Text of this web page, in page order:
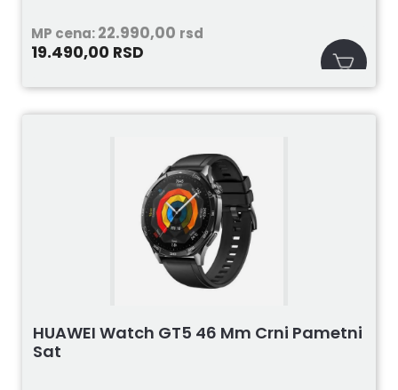
MP cena:22.990,00 rsd
19.490,00 RSD
HUAWEI Watch GT5 46 Mm Crni Pametni
Sat